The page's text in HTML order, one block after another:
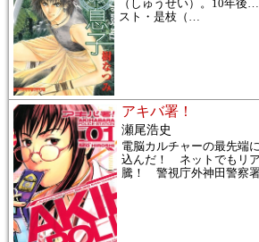
（しゅうせい）。10年
スト・是枝（ …
アキバ署！
瀬尾浩史
電脳カルチャーの最先端
込んだ！ ネットでもリ
騰！ 警視庁外神田警察